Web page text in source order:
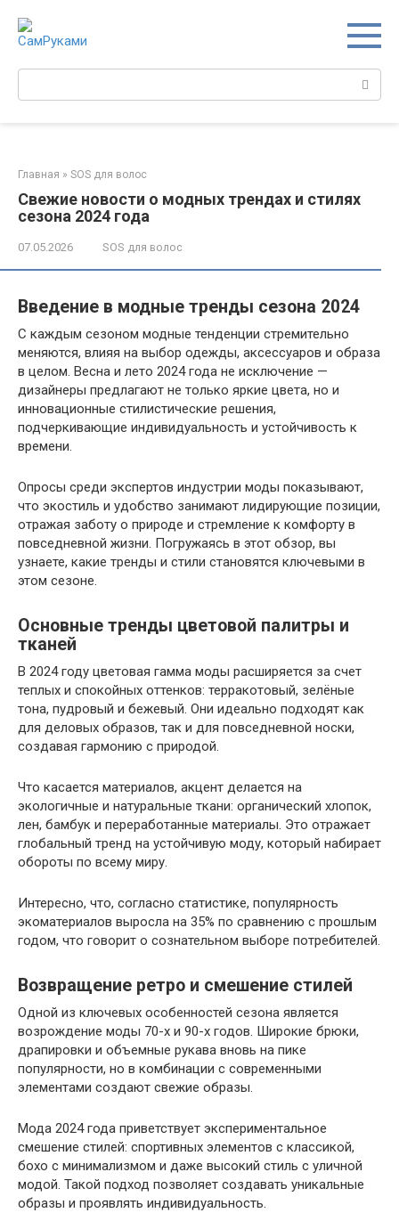
контенту
Главная » SOS для волос
Свежие новости о модных трендах и стилях
сезона 2024 года
07.05.2026 SOS для волос
Введение в модные тренды сезона 2024
С каждым сезоном модные тенденции стремительно
меняются, влияя на выбор одежды, аксессуаров и образа
в целом. Весна и лето 2024 года не исключение —
дизайнеры предлагают не только яркие цвета, но и
инновационные стилистические решения,
подчеркивающие индивидуальность и устойчивость к
времени.
Опросы среди экспертов индустрии моды показывают,
что экостиль и удобство занимают лидирующие позиции,
отражая заботу о природе и стремление к комфорту в
повседневной жизни. Погружаясь в этот обзор, вы
узнаете, какие тренды и стили становятся ключевыми в
этом сезоне.
Основные тренды цветовой палитры и
тканей
В 2024 году цветовая гамма моды расширяется за счет
теплых и спокойных оттенков: терракотовый, зелёные
тона, пудровый и бежевый. Они идеально подходят как
для деловых образов, так и для повседневной носки,
создавая гармонию с природой.
Что касается материалов, акцент делается на
экологичные и натуральные ткани: органический хлопок,
лен, бамбук и переработанные материалы. Это отражает
глобальный тренд на устойчивую моду, который набирает
обороты по всему миру.
Интересно, что, согласно статистике, популярность
экоматериалов выросла на 35% по сравнению с прошлым
годом, что говорит о сознательном выборе потребителей.
Возвращение ретро и смешение стилей
Одной из ключевых особенностей сезона является
возрождение моды 70-х и 90-х годов. Широкие брюки,
драпировки и объемные рукава вновь на пике
популярности, но в комбинации с современными
элементами создают свежие образы.
Мода 2024 года приветствует экспериментальное
смешение стилей: спортивных элементов с классикой,
бохо с минимализмом и даже высокий стиль с уличной
модой. Такой подход позволяет создавать уникальные
образы и проявлять индивидуальность.